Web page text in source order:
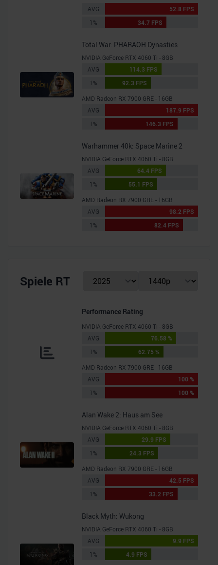
AVG
52.8 FPS
1%
34.7 FPS
Total War: PHARAOH Dynasties
NVIDIA GeForce RTX 4060 Ti - 8GB
AVG
114.3 FPS
1%
92.3 FPS
AMD Radeon RX 7900 GRE - 16GB
AVG
187.9 FPS
1%
146.3 FPS
Warhammer 40k: Space Marine 2
NVIDIA GeForce RTX 4060 Ti - 8GB
AVG
64.4 FPS
1%
55.1 FPS
AMD Radeon RX 7900 GRE - 16GB
AVG
98.2 FPS
1%
82.4 FPS
Spiele RT
Performance Rating
NVIDIA GeForce RTX 4060 Ti - 8GB
AVG
76.58 %
1%
62.75 %
AMD Radeon RX 7900 GRE - 16GB
AVG
100 %
1%
100 %
Alan Wake 2: Haus am See
NVIDIA GeForce RTX 4060 Ti - 8GB
AVG
29.9 FPS
1%
24.3 FPS
AMD Radeon RX 7900 GRE - 16GB
AVG
42.5 FPS
1%
33.2 FPS
Black Myth: Wukong
NVIDIA GeForce RTX 4060 Ti - 8GB
AVG
9.9 FPS
1%
4.9 FPS